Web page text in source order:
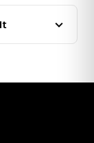
im Jahr
520 und